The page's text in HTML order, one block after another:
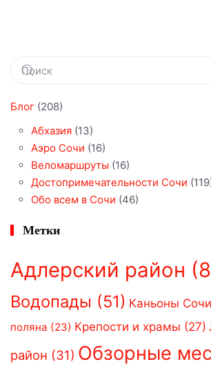
Блог (208)
Абхазия (13)
Аэро Сочи (16)
Веломаршруты (16)
Достопримечательности Сочи
Обо всем в Сочи (46)
Метки
Адлерский район
Водопады (51) Каньоны Сочи
поляна (23) Крепости и храмы (27)
район (31) Обзорные